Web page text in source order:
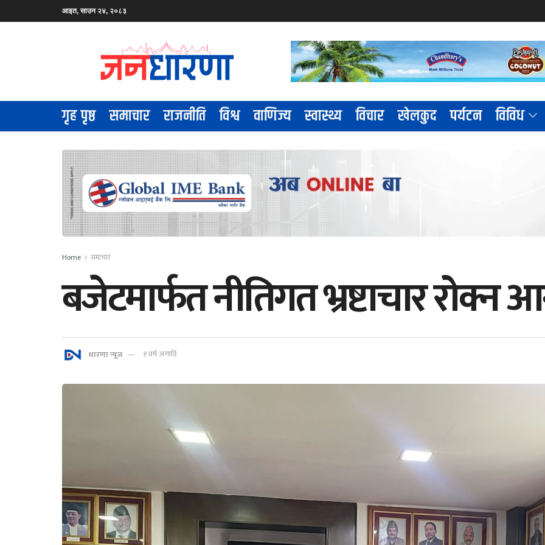
आइत, साउन २४, २०८३
गृह पृष्ठ समाचार राजनीति विश्व वाणिज्य स्वास्थ्य विचार खेलकुद पर्यटन विविध
Home समाचार
बजेटमार्फत नीतिगत भ्रष्टाचार रोक्न
धारणा न्यूज १ वर्ष अगाडि